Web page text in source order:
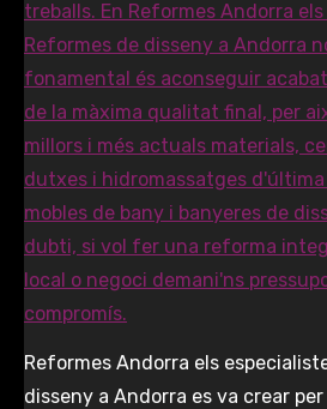
Reformes Andorra els
disseny a Andorra es va crear